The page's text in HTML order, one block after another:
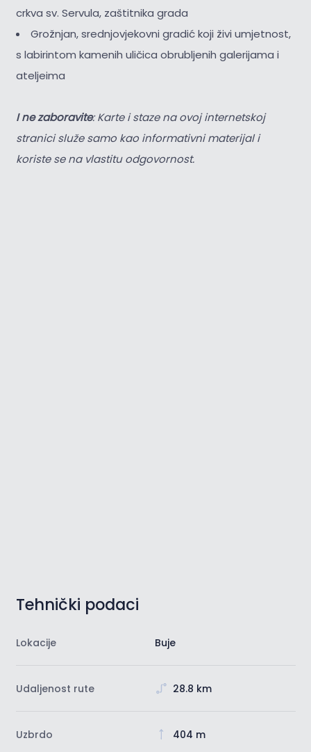
crkva sv. Servula, zaštitnika grada
Grožnjan, srednjovjekovni gradić koji živi umjetnost,
s labirintom kamenih uličica obrubljenih galerijama i
ateljeima
I ne zaboravite: Karte i staze na ovoj internetskoj
stranici služe samo kao informativni materijal i
koriste se na vlastitu odgovornost.
Tehnički podaci
Lokacije Buje
Udaljenost rute 28.8 km
Uzbrdo 404 m